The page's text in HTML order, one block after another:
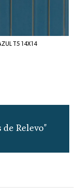
T5 14X14
Relevo"